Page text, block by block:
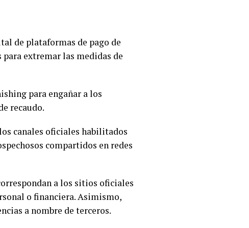
de plataformas de pago de
extremar las medidas de
para engañar a los
recaudo.
canales oficiales habilitados
compartidos en redes
a los sitios oficiales
o financiera. Asimismo,
a nombre de terceros.